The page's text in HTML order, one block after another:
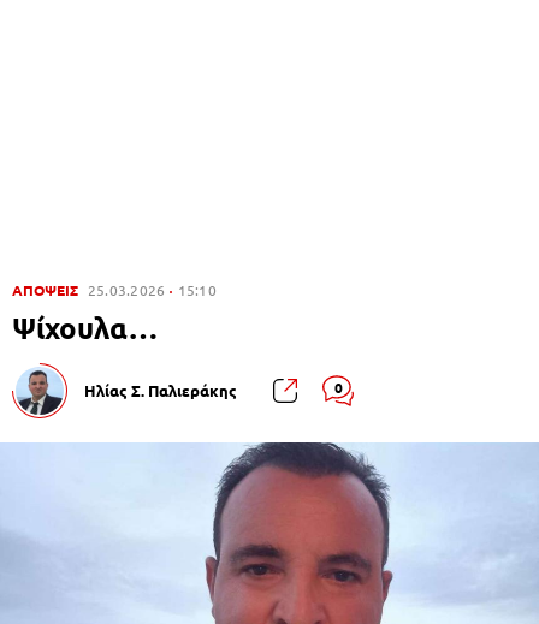
ΑΠΟΨΕΙΣ 25.03.2026 15:10
Ψίχουλα…
Ηλίας Σ. Παλιεράκης 0